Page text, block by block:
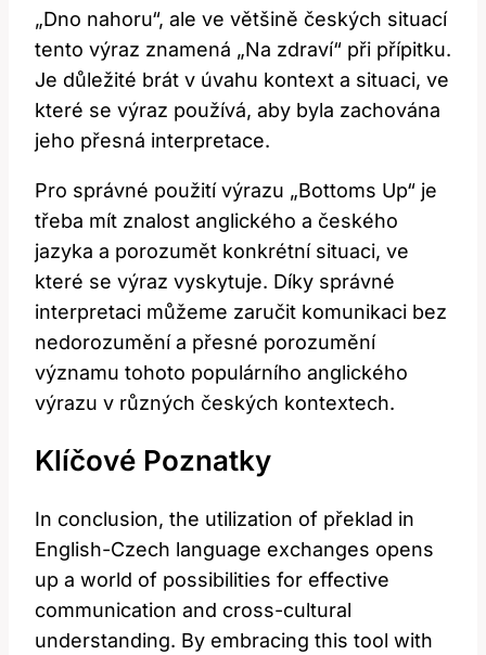
„Dno nahoru“, ale ve většině českých situací
tento výraz znamená „Na zdraví“ při přípitku.
Je důležité brát v úvahu kontext a situaci, ve
které se výraz používá, aby byla zachována
jeho přesná interpretace.
Pro správné použití výrazu „Bottoms Up“ je
třeba mít znalost anglického a českého
jazyka a porozumět konkrétní situaci, ve
které se výraz vyskytuje. Díky správné
interpretaci můžeme zaručit komunikaci bez
nedorozumění a přesné porozumění
významu tohoto populárního anglického
výrazu v různých českých kontextech.
Klíčové Poznatky
In conclusion, the utilization of překlad in
English-Czech language exchanges opens
up a world of possibilities for effective
communication and cross-cultural
understanding. By embracing this tool with